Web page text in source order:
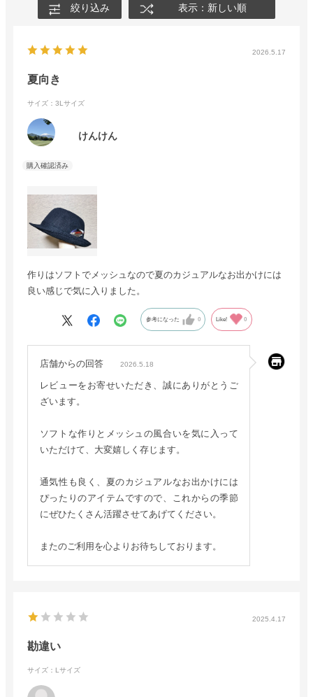
絞り込み 表示：新しい順
2026.5.17
夏向き
サイズ：3Lサイズ
けんけん
作りはソフトでメッシュなので夏のカジュアルなお出かけには
良い感じで気に入りました。
参考になった 0 Like! 0
店舗からの回答 2026.5.18
レビューをお寄せいただき、誠にありがとうご
ざいます。
ソフトな作りとメッシュの風合いを気に入って
いただけて、大変嬉しく存じます。
通気性も良く、夏のカジュアルなお出かけには
ぴったりのアイテムですので、これからの季節
にぜひたくさん活躍させてあげてください。
またのご利用を心よりお待ちしております。
2025.4.17
勘違い
サイズ：Lサイズ